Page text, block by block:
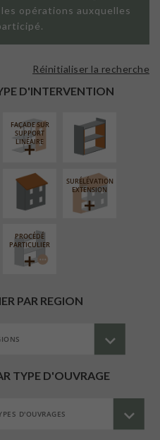
opérations auxquelles
D'INTERVENTION
Réinitialiser la recherche
FAÇADE SUR
SUPPORT
LINÉAIRE
ISOLATION
INTÉRIEURE
RÉFECTION DES
TOITURES
SURÉLÉVATION
EXTENSION
PROCÉDÉ
PARTICULIER
PAR REGION
TYPE D'OUVRAGE